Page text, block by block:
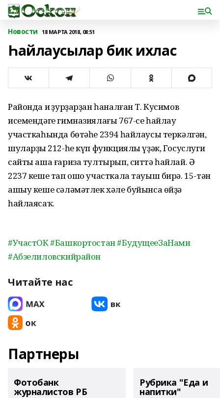
Новости 18 МАРТА 2018, 08:51
Һайлаусылар бик ихлас
Районда иң ҙурҙарҙан һаналған Т. Кусимов
исемендәге гимназиялағы 767-се һайлау
участкаһында бөтәһе 2394 һайлаусы теркәлгән,
шуларҙың 212-һе күп функциялы үҙәк, Госуслуги
сайты аша ғариза тултырып, ситтә һайлай. Ә
2237 кеше тап ошо участкала тауыш бирә. 15-тән
ашыу кеше сәләмәтлек хәле буйынса өйҙә
һайлаясаҡ.
#УчастОК#Башкортостан#БудущееЗаНами
#Абзелиловскийрайон
Читайте нас
Партнеры
Фотобанк
журналистов РБ
Рубрика "Еда и
напитки"